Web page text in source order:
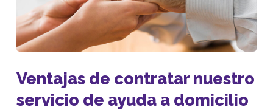
Ventajas de contratar nuestro
servicio de ayuda a domicilio